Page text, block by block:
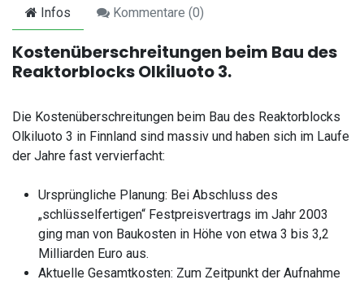
Infos Kommentare (0)
Kostenüberschreitungen beim Bau des
Reaktorblocks Olkiluoto 3.
Die Kostenüberschreitungen beim Bau des Reaktorblocks
Olkiluoto 3 in Finnland sind massiv und haben sich im Laufe
der Jahre fast vervierfacht:
Ursprüngliche Planung: Bei Abschluss des
„schlüsselfertigen“ Festpreisvertrags im Jahr 2003
ging man von Baukosten in Höhe von etwa 3 bis 3,2
Milliarden Euro aus.
Aktuelle Gesamtkosten: Zum Zeitpunkt der Aufnahme